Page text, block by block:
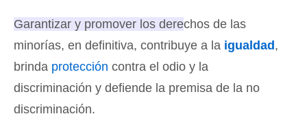
Garantizar y promover los derechos de las
minorías, en definitiva, contribuye a la igualdad ,
brinda protección contra el odio y la
discriminación y defiende la premisa de la no
discriminación.